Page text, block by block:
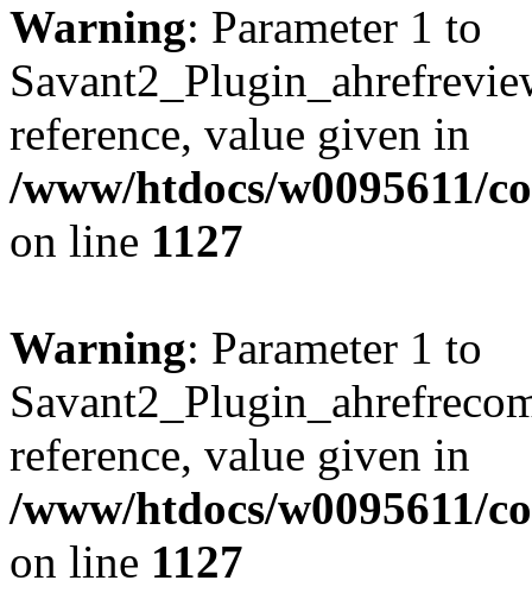
Warning: Parameter 1 to
reference, value given in
/www/htdocs/w0095611/
on line 1127
Warning: Parameter 1 to
reference, value given in
/www/htdocs/w0095611/
on line 1127